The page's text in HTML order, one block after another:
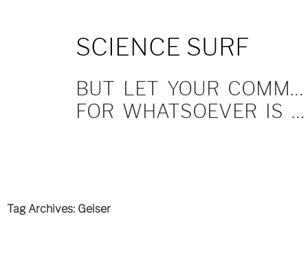
SCIENCE SURF
BUT LET YOUR COMMUNICATION BE YEA, YEA; NAY, NAY.
FOR WHATSOEVER IS MORE THAN THESE COMETH OF EVIL.
Tag Archives: Geiser